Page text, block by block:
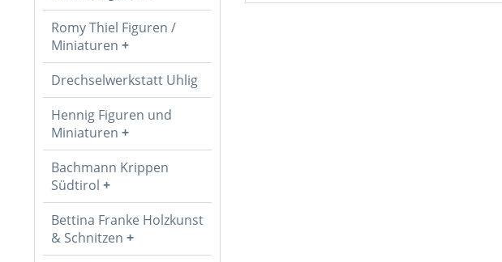
Romy Thiel Figuren /
Miniaturen
Drechselwerkstatt Uhlig
Hennig Figuren und
Miniaturen
Bachmann Krippen
Südtirol
Bettina Franke Holzkunst
& Schnitzen